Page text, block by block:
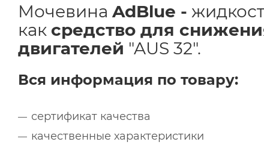
Мочевина AdBlue -
как средство для
двигателей "AUS 32".
Вся информация по товару:
сертификат качества
качественные характеристики